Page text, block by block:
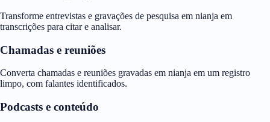
Transforme entrevistas e gravações de pesquisa em nianja em
transcrições para citar e analisar.
Chamadas e reuniões
Converta chamadas e reuniões gravadas em nianja em um registro
limpo, com falantes identificados.
Podcasts e conteúdo